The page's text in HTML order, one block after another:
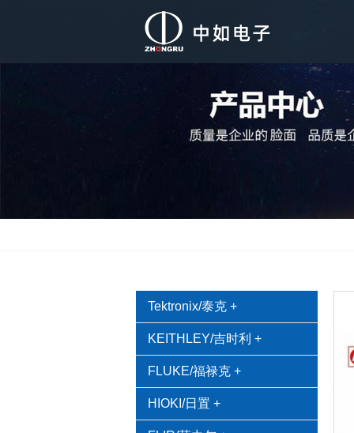
Tektronix/泰克 +
KEITHLEY/吉时利 +
FLUKE/福禄克 +
HIOKI/日置 +